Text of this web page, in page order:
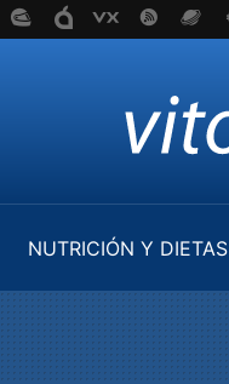
NUTRICIÓN Y DIETAS